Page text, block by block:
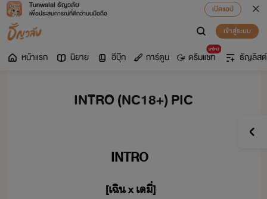
Tunwalai ธัญวลัย
เพื่อประสบการณ์ที่ดีกว่าบนมือถือ
เปิดแอป
เข้าสู่ระบบ
หน้าแรก นิยาย อีบุ๊ก การ์ตูน
มาใหม่
ดรีมแชท ธัญลิสต์
INTRO (NC18+) PIC
INTRO​
[​เฉิ​ ​x​ ​เี​่​]​